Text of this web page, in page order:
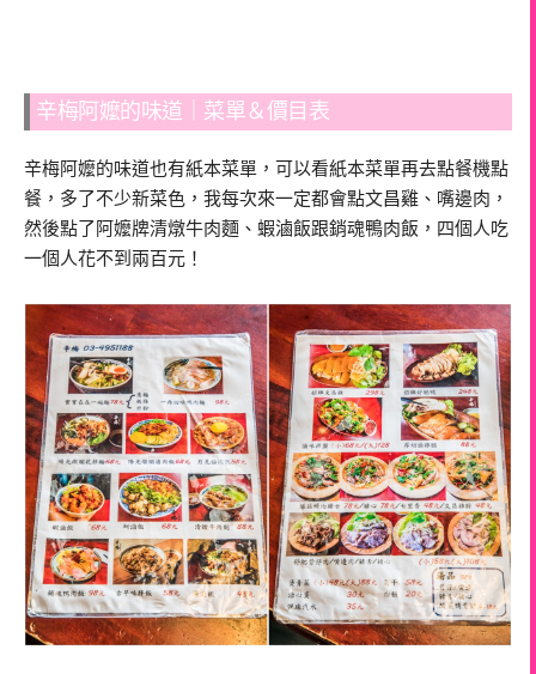
辛梅阿嬤的味道｜菜單＆價目表
辛梅阿嬤的味道也有紙本菜單，可以看紙本菜單再去點餐機點
餐，多了不少新菜色，我每次來一定都會點文昌雞、嘴邊肉，
然後點了阿嬤牌清燉牛肉麵、蝦滷飯跟銷魂鴨肉飯，四個人吃
一個人花不到兩百元！